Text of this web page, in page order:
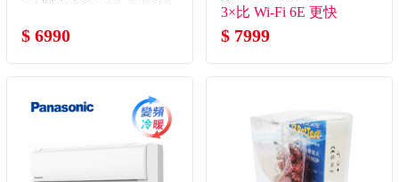
$ 6990
3×比 Wi-Fi 6E 更快
$ 7999